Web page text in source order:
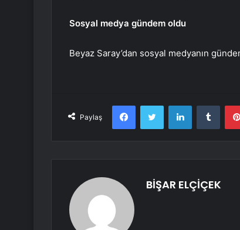
Sosyal medya gündem oldu
Beyaz Saray’dan sosyal medyanın
Paylaş
FacebookTwitter LinkedIn
BİŞAR ELÇİÇEK